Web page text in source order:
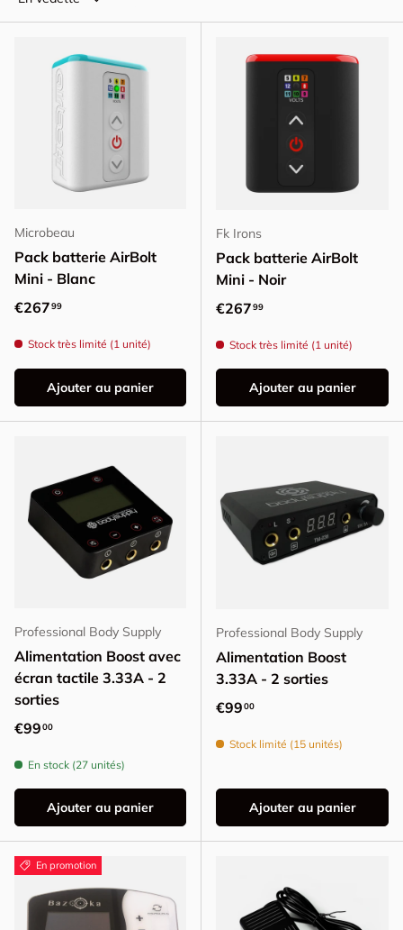
Microbeau
Pack batterie AirBolt
Mini - Blanc
Prix habituel
€26799
Stock très limité (1 unité)
Ajouter au panier
Fk Irons
Pack batterie AirBolt
Mini - Noir
Prix habituel
€26799
Stock très limité (1 unité)
Ajouter au panier
Professional Body Supply
Alimentation Boost avec
écran tactile 3.33A - 2
sorties
Prix habituel
€9900
En stock (27 unités)
Ajouter au panier
Professional Body Supply
Alimentation Boost
3.33A - 2 sorties
Prix habituel
€9900
Stock limité (15 unités)
Ajouter au panier
En promotion